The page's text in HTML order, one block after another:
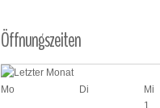
Öffnungszeiten
Mo
Di Mi
1